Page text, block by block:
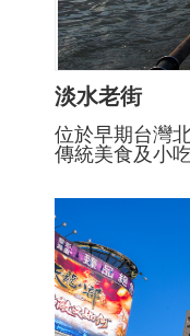
淡水老街
位於早期台灣
傳統美食及小吃